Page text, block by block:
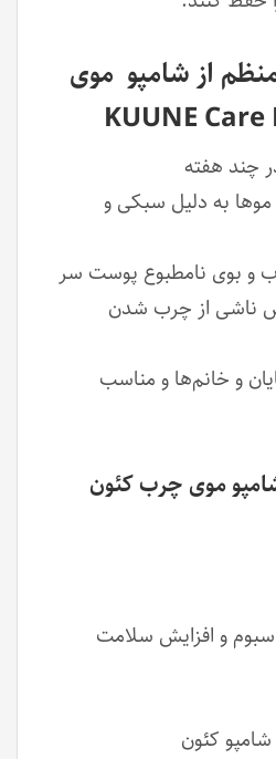
از شامپو موی
چند هفته
به دلیل سبکی و
و بوی نامطبوع پوست سر
ناشی از چرب شدن
و خانم‌ها و مناسب
موی چرب کئون
و افزایش سلامت
کئون